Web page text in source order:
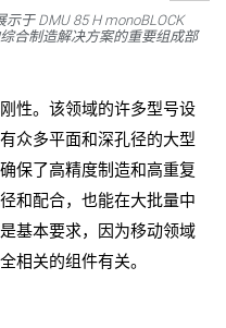
于 DMU 85 H monoBLOCK
合制造解决方案的重要组成部
性。该领域的许多型号设
众多平面和深孔径的大型
保了高精度制造和高重复
和配合，也能在大批量中
基本要求，因为移动领域
相关的组件有关。